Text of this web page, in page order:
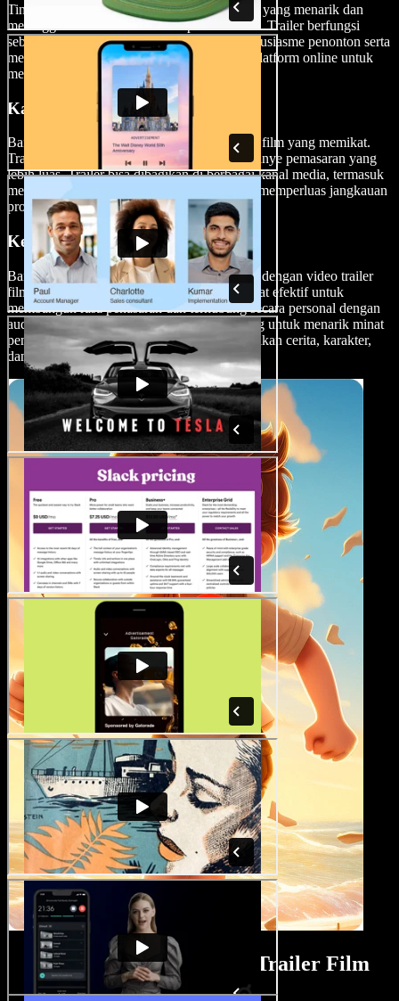
Tingkatkan promosi film Anda dengan trailer yang menarik dan
meninggalkan kesan mendalam pada audiens. Trailer berfungsi
sebagai teaser, membangun antisipasi dan antusiasme penonton serta
mendorong mereka datang ke bioskop atau platform online untuk
menonton film lengkapnya.
Kampanye Pemasaran
Bangun hype untuk film Anda dengan trailer film yang memikat.
Trailer film adalah bagian penting dari kampanye pemasaran yang
lebih luas. Trailer bisa dibagikan di berbagai kanal media, termasuk
media sosial, televisi, dan bioskop, sehingga memperluas jangkauan
promosi Anda.
Keterlibatan Audiens
Bangun antisipasi untuk perilisan mendatang dengan video trailer
film. Video trailer film adalah cara yang sangat efektif untuk
membangun rasa penasaran dan terhubung secara personal dengan
audiens Anda. Trailer menjadi elemen penting untuk menarik minat
penonton potensial dengan memberikan cuplikan cerita, karakter,
dan suasana dari film tersebut.
Tutorial Pembuat Video Trailer Film